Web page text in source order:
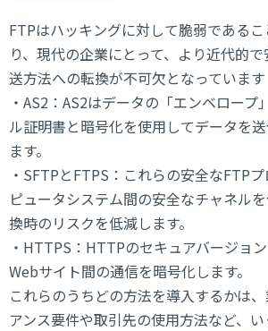
FTPはハッキングに対して脆弱である
り、現代の企業にとって、より近代的
送方法への転換が不可欠となっています
・AS2：AS2はデータの「エンベロープ
ル証明書と暗号化を使用してデータを
ます。
・SFTPとFTPS：これらの安全なFTP
ピュータシステム間の安全なチャネル
換時のリスクを低減します。
・HTTPS：HTTPのセキュアバージョ
Webサイト間の通信を暗号化します。
これらのうちどの方法を導入するかは
アンス要件や取引先の使用方法など、